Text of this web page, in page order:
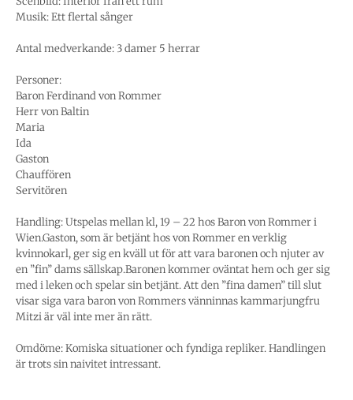
Musik: Ett flertal sånger
Antal medverkande: 3 damer 5 herrar
Personer:
Baron Ferdinand von Rommer
Herr von Baltin
Maria
Ida
Gaston
Chauffören
Servitören
Handling: Utspelas mellan kl, 19 – 22 hos Baron von Rommer i
Wien.Gaston, som är betjänt hos von Rommer en verklig
kvinnokarl, ger sig en kväll ut för att vara baronen och njuter av
en ”fin” dams sällskap.Baronen kommer oväntat hem och ger sig
med i leken och spelar sin betjänt. Att den ”fina damen” till slut
visar siga vara baron von Rommers vänninnas kammarjungfru
Mitzi är väl inte mer än rätt.
Omdöme: Komiska situationer och fyndiga repliker. Handlingen
är trots sin naivitet intressant.